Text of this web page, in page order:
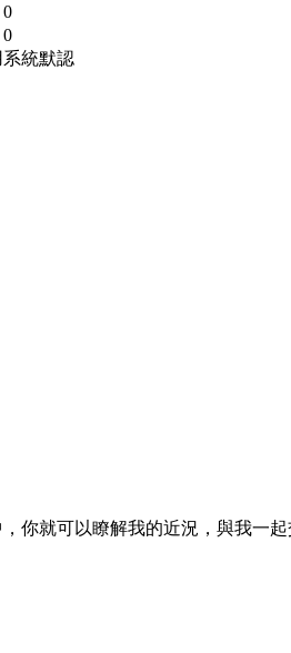
0
0
系統默認
你就可以瞭解我的近況，與我一起